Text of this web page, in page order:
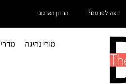
רוצה לפרסם? החזון הארגוני
מורי נהיגה